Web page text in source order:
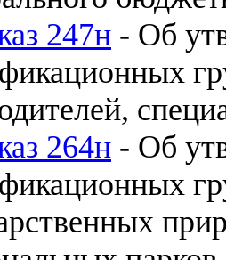
247н - Об
264н - Об